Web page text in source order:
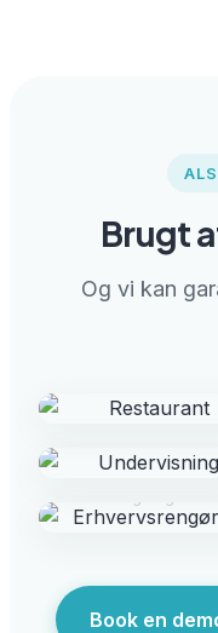
Brugt
Og vi kan
Restaurant
med delingskode og
før det når
Book en